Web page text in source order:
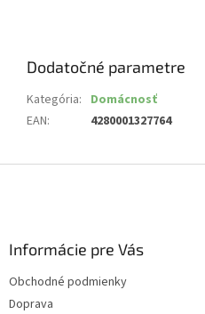
Dodatočné parametre
Kategória: Domácnosť
EAN: 4280001327764
Informácie pre Vás
Obchodné podmienky
Doprava